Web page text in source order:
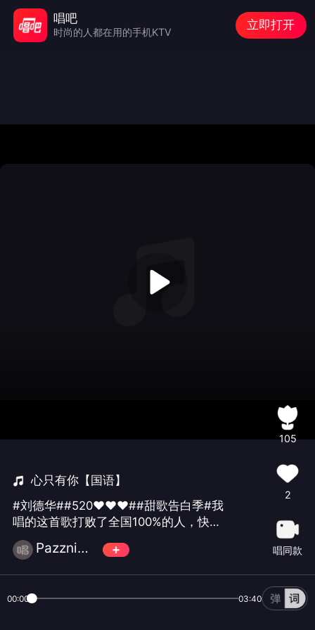
心只有你【国语】
#刘德华##520♥️♥️♥️##甜歌告白季#我
唱的这首歌打败了全国100%的人，快来
听听吧。
Pazzni☄️萬♾️歌
105
2
唱同款
00:00 03:40
唱吧
时尚的人都在用的手机KTV
立即打开